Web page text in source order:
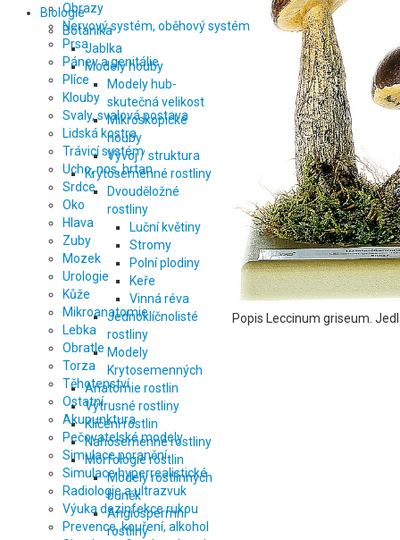
Obrazy
Nervový systém, oběhový systém
Prsa
Pánev a genitálie
Plíce
Klouby
Svaly, svalová postava
Lidská kostra
Trávicí systém
Ucho, nos, hrtan
Srdce
Oko
Hlava
Zuby
Mozek
Urologie
Kůže
Mikroanatomie
Lebka
Obratle
Torza
Těhotenství
Ostatní
Akupunktura
Pečovatelské modely
Simulace poranění
Simulace hyperrealistické
Radiologie a ultrazvuk
Výuka dezinfekce rukou
Prevence, kouření, alkohol
Biologie
Botanika
Jablka
Modely houby
Modely hub-
skutečná velikost
Mikroskopické
houby
Vývoj / struktura
Krytosemenné rostliny
Dvouděložné
rostliny
Luční květiny
Stromy
Polní plodiny
Keře
Vinná réva
Jednoklíčnolisté
rostliny
Modely
Krytosemenných
Anatomie rostlin
Výtrusné rostliny
Klíčení rostlin
Nahosemenné rostliny
Morfologie rostlin
Modely rostlinných
buněk
Angiospermní
rostliny
Popis Leccinum griseum.